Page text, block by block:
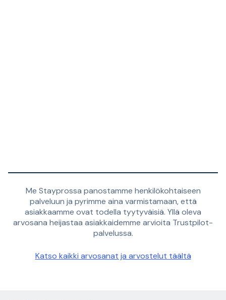
Me Stayprossa panostamme henkilökohtaiseen
palveluun ja pyrimme aina varmistamaan, että
asiakkaamme ovat todella tyytyväisiä. Yllä oleva
arvosana heijastaa asiakkaidemme arvioita Trustpilot-
palvelussa.
Katso kaikki arvosanat ja arvostelut täältä